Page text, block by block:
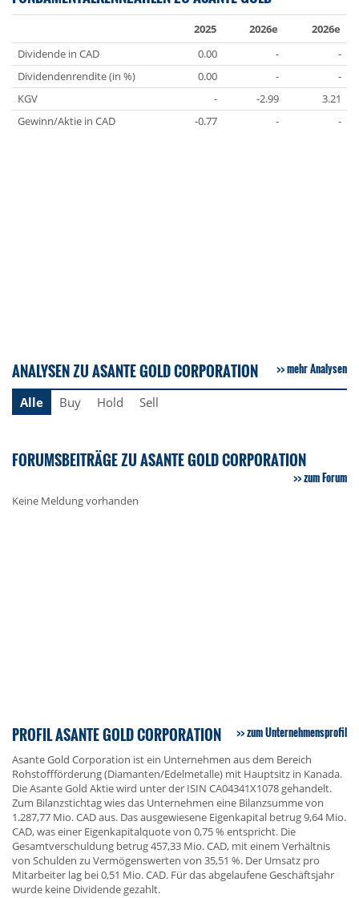
2025 2026e
2026e
Dividende in CAD
0.00 -
-
Dividendenrendite (in %)
0.00 -
-
KGV
- -2.99
3.21
Gewinn/Aktie in CAD
-0.77 - -
ANALYSEN ZU ASANTE GOLD CORPORATION mehr Analysen
Alle Buy Hold Sell
FORUMSBEITRÄGE ZU ASANTE GOLD CORPORATION
zum Forum
Keine Meldung vorhanden
PROFIL ASANTE GOLD CORPORATION zum Unternehmensprofil
Asante Gold Corporation ist ein Unternehmen aus dem Bereich
Rohstoffförderung (Diamanten/Edelmetalle) mit Hauptsitz in Kanada.
Die Asante Gold Aktie wird unter der ISIN CA04341X1078 gehandelt.
Zum Bilanzstichtag wies das Unternehmen eine Bilanzsumme von
1.287,77 Mio. CAD aus. Das ausgewiesene Eigenkapital betrug 9,64 Mio.
CAD, was einer Eigenkapitalquote von 0,75 % entspricht. Die
Gesamtverschuldung betrug 457,33 Mio. CAD, mit einem Verhältnis
von Schulden zu Vermögenswerten von 35,51 %. Der Umsatz pro
Mitarbeiter lag bei 0,51 Mio. CAD. Für das abgelaufene Geschäftsjahr
wurde keine Dividende gezahlt.